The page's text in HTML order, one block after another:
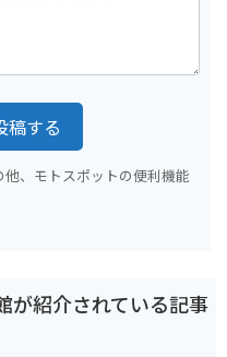
稿する
、モトスポットの便利機能
が紹介されている記事